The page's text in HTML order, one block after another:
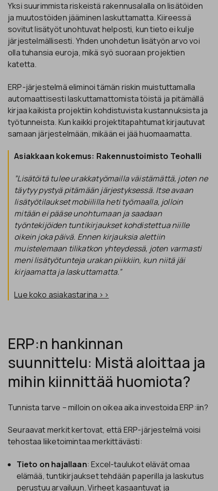
Yksi suurimmista riskeistä rakennusalalla on lisätöiden
ja muutostöiden jääminen laskuttamatta. Kiireessä
sovitut lisätyöt unohtuvat helposti, kun tieto ei kulje
järjestelmällisesti. Yhden unohdetun lisätyön arvo voi
olla tuhansia euroja, mikä syö suoraan projektien
katetta.
ERP-järjestelmä eliminoi tämän riskin muistuttamalla
automaattisesti laskuttamattomista töistä ja pitämällä
kirjaa kaikista projektiin kohdistuvista kustannuksista ja
työtunneista. Kun kaikki projektitapahtumat kirjautuvat
samaan järjestelmään, mikään ei jää huomaamatta.
Asiakkaan kokemus: Rakennustoimisto Teohalli
”Lisätöitä tulee urakkatyömailla väistämättä, joten ne
täytyy pystyä pitämään järjestyksessä. Itse avaan
lisätyötilaukset mobiililla heti työmaalla, jolloin
mitään ei pääse unohtumaan ja saadaan
työntekijöiden tuntikirjaukset kohdistettua niille
oikein joka päivä. Ennen kirjauksia alettiin
muistelemaan tilikatkon yhteydessä, joten varmasti
meni lisätyötunteja urakan piikkiin, kun niitä jäi
kirjaamatta ja laskuttamatta.”
Lue koko asiakastarina >>
ERP:n hankinnan
suunnittelu: Mistä aloittaa ja
mihin kiinnittää huomiota?
Tunnista tarve – milloin on oikea aika investoida ERP:iin?
Seuraavat merkit kertovat, että ERP-järjestelmä voisi
tehostaa liiketoimintaa merkittävästi:
Tieto on hajallaan: Excel-taulukot elävät omaa
elämää, tuntikirjaukset tehdään paperilla ja laskutus
perustuu arvailuun. Virheet kasaantuvat ja